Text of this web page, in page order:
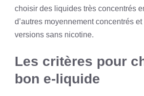
choisir des liquides très concentrés
d’autres moyennement concentrés
versions sans nicotine.
Les critères pour
bon e-liquide